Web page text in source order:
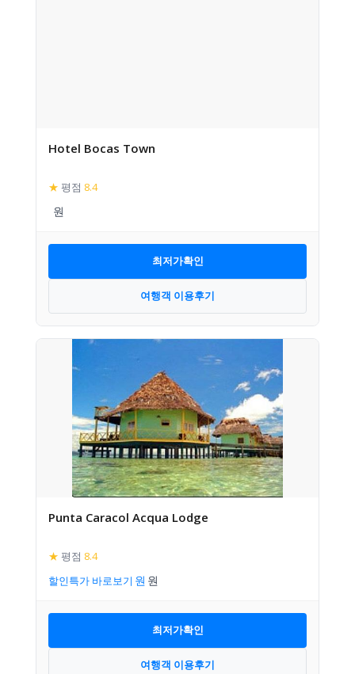
Hotel Bocas Town
★ 평점 8.4
최저가확인
여행객 이용후기
Punta Caracol Acqua Lodge
★ 평점 8.4
할인특가 바로보기
최저가확인
여행객 이용후기